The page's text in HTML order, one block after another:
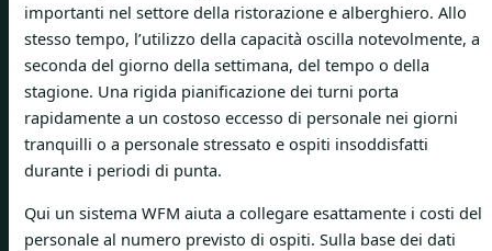
importanti nel settore della ristorazione e alberghiero. Allo
stesso tempo, l’utilizzo della capacità oscilla notevolmente, a
seconda del giorno della settimana, del tempo o della
stagione. Una rigida pianificazione dei turni porta
rapidamente a un costoso eccesso di personale nei giorni
tranquilli o a personale stressato e ospiti insoddisfatti
durante i periodi di punta.
Qui un sistema WFM aiuta a collegare esattamente i costi del
personale al numero previsto di ospiti. Sulla base dei dati